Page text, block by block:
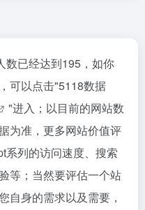
数已经达到195，如你
可以点击"5118数据
"进入；以目前的网站数
为准，更多网站价值评
系列的访问速度、搜索
等；当然要评估一个站
自身的需求以及需要，